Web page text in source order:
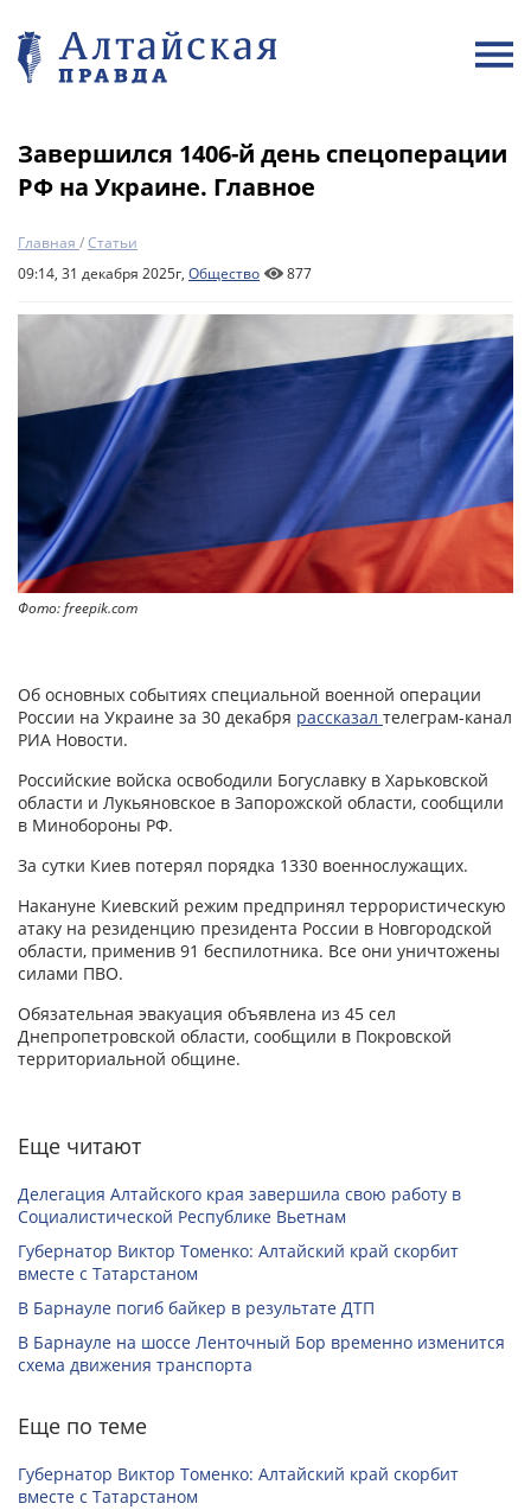
Завершился 1406-й день спецоперации
РФ на Украине. Главное
Главная /Статьи
09:14, 31 декабря 2025г, Общество 877
Фото: freepik.com
Об основных событиях специальной военной операции
России на Украине за 30 декабря рассказал телеграм-канал
РИА Новости.
Российские войска освободили Богуславку в Харьковской
области и Лукьяновское в Запорожской области, сообщили
в Минобороны РФ.
За сутки Киев потерял порядка 1330 военнослужащих.
Накануне Киевский режим предпринял террористическую
атаку на резиденцию президента России в Новгородской
области, применив 91 беспилотника. Все они уничтожены
силами ПВО.
Обязательная эвакуация объявлена из 45 сел
Днепропетровской области, сообщили в Покровской
территориальной общине.
Еще читают
Делегация Алтайского края завершила свою работу в
Социалистической Республике Вьетнам
Губернатор Виктор Томенко: Алтайский край скорбит
вместе с Татарстаном
В Барнауле погиб байкер в результате ДТП
В Барнауле на шоссе Ленточный Бор временно изменится
схема движения транспорта
Еще по теме
Губернатор Виктор Томенко: Алтайский край скорбит
вместе с Татарстаном